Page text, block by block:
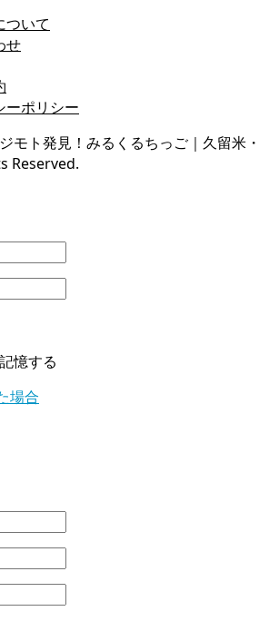
いて
せ
ポリシー
ジモト発見！みるくるちっご｜久留米・
Reserved.
憶する
場合